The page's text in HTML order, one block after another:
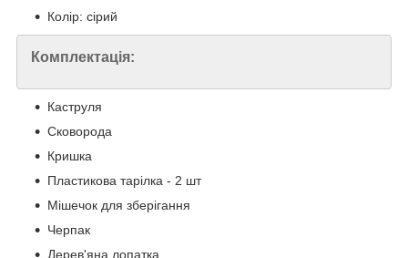
Колір: сірий
Комплектація:
Каструля
Сковорода
Кришка
Пластикова тарілка - 2 шт
Мішечок для зберігання
Черпак
Дерев'яна лопатка